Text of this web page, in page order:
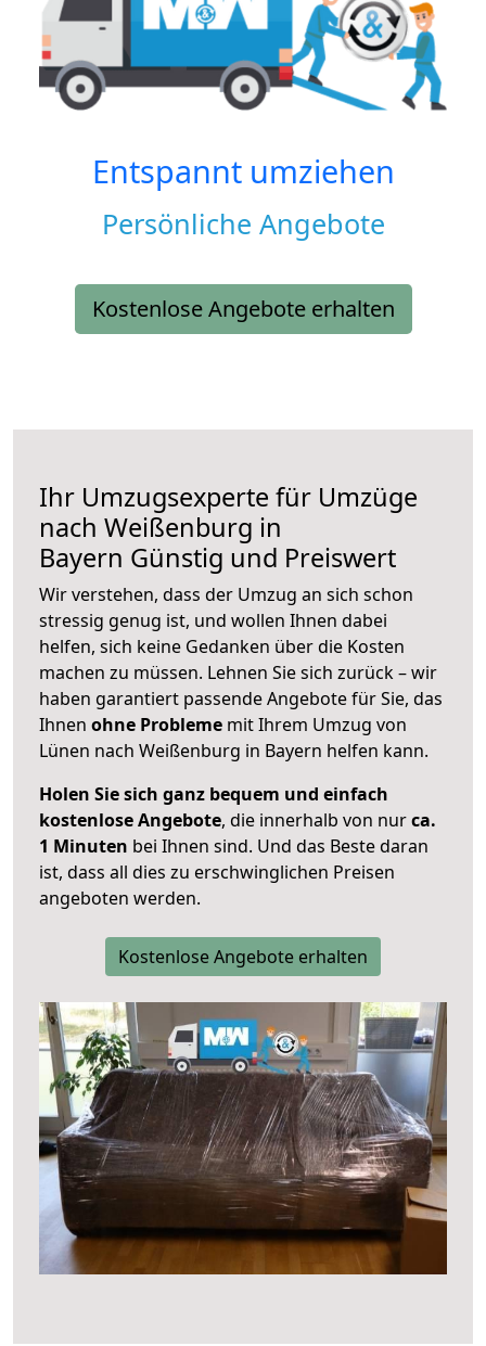
Entspannt umziehen
Persönliche Angebote
Kostenlose Angebote erhalten
Ihr Umzugsexperte für Umzüge
nach Weißenburg in
Bayern Günstig und Preiswert
Wir verstehen, dass der Umzug an sich schon
stressig genug ist, und wollen Ihnen dabei
helfen, sich keine Gedanken über die Kosten
machen zu müssen. Lehnen Sie sich zurück – wir
haben garantiert passende Angebote für Sie, das
Ihnen ohne Probleme mit Ihrem Umzug von
Lünen nach Weißenburg in Bayern helfen kann.
Holen Sie sich ganz bequem und einfach
kostenlose Angebote, die innerhalb von nurca.
1 Minuten bei Ihnen sind. Und das Beste daran
ist, dass all dies zu erschwinglichen Preisen
angeboten werden.
Kostenlose Angebote erhalten